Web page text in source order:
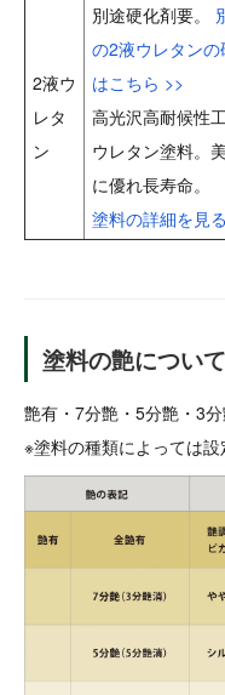
2液ウ
レタ
ン
別途硬化剤要。
の2液ウレタンの
はこちら >>
高光沢高耐候性
ウレタン塗料。
に優れ長寿命。
塗料の詳細を見
塗料の艶について
艶有・7分艶・5分艶・3
※塗料の種類によっては設